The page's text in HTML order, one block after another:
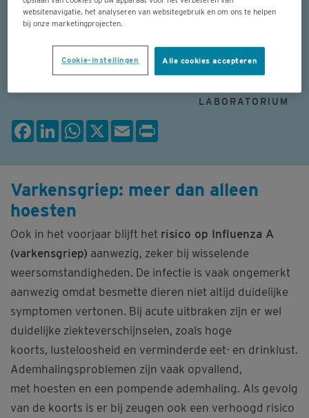
actie te ondernemen.
LABORATORIUM
FacebookLinkedInWhatsApp
X Email
Varkensgriep: meer dan alleen
hoesten
Ook in het voorjaar blijft het risico op Influenza A
(varkensgriep) aanwezig, zeker bij wisselende
weersomstandigheden. De infectie is vaak ongemerkt
aanwezig omdat besmette dieren niet altijd duidelijke
symptomen vertonen. Bij acute uitbraken zijn er wel
duidelijke ziekteverschijnselen, zoals hoge
koorts, lusteloosheid en verminderde eet- en drinklust.
Ademhalingsproblemen zijn vaak opvallend,
met hoesten en een pompende ademhaling. Als gevolg
van de koorts is er bij zeugen ook een verhoogd risico
websitenavigatie, het analyseren van websitegebruik en om ons te helpen
bij onze marketingprojecten.
Alle cookies accepteren
Cookie-instellingen